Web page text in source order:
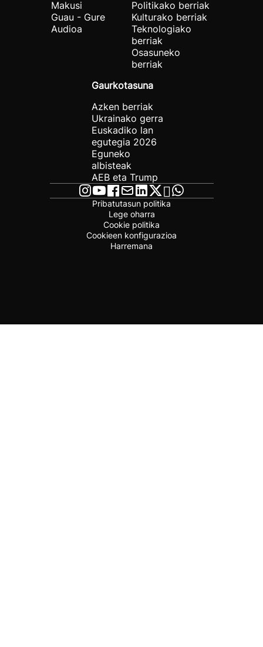
Makusi
Guau - Gure
Audioa
Politikako berriak
Kulturako berriak
Teknologiako
berriak
Osasuneko
berriak
Gaurkotasuna
Azken berriak
Ukrainako gerra
Euskadiko lan
egutegia 2026
Eguneko
albisteak
AEB eta Trump
Pribatutasun politika
Lege oharra
Cookie politika
Cookieen konfigurazioa
Harremana